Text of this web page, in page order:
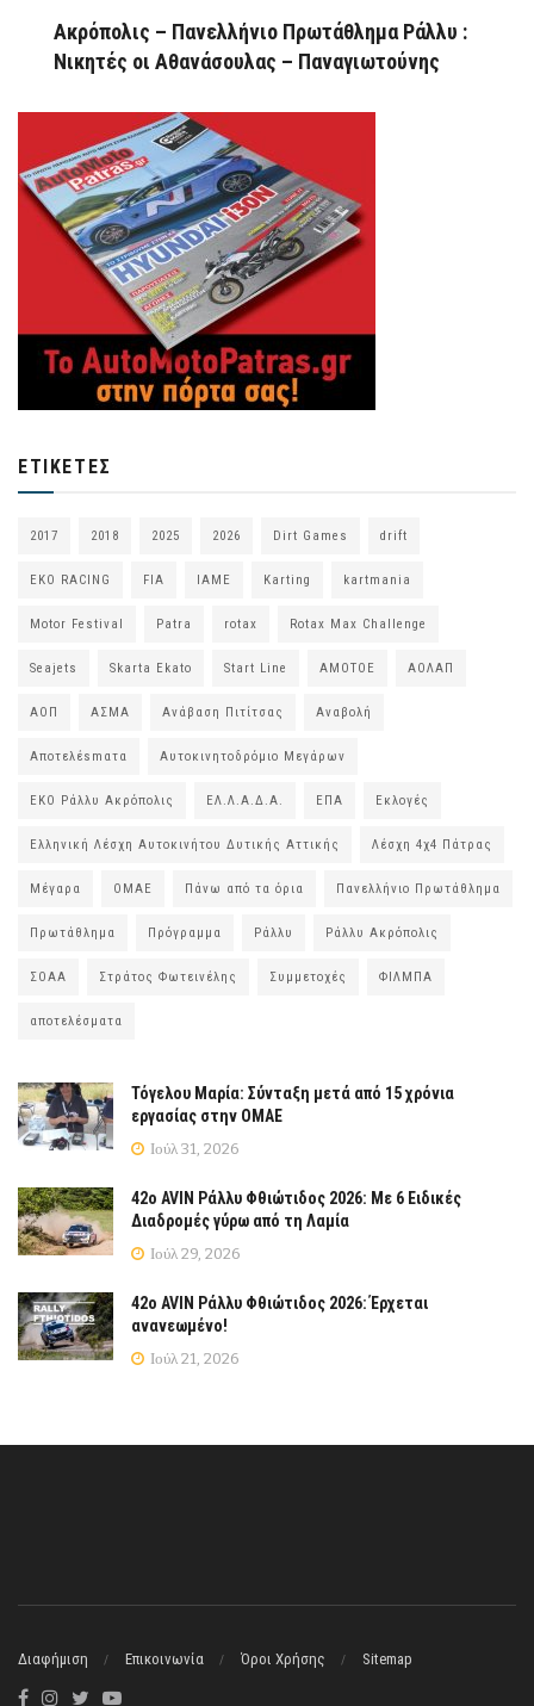
Ακρόπολις – Πανελλήνιο Πρωτάθλημα Ράλλυ :
Νικητές οι Αθανάσουλας – Παναγιωτούνης
ΕΤΙΚΈΤΕΣ
2017 2018 2025 2026 Dirt Games drift
EKO RACING FIA IAME Karting kartmania
Motor Festival Patra rotax Rotax Max Challenge
Seajets Skarta Ekato Start Line ΑΜΟΤΟΕ ΑΟΛΑΠ
ΑΟΠ ΑΣΜΑ Ανάβαση Πιτίτσας Αναβολή
Αποτελέsmατα Αυτοκινητοδρόμιο Μεγάρων
ΕΚΟ Ράλλυ Ακρόπολις ΕΛ.Λ.Α.Δ.Α. ΕΠΑ Εκλογές
Ελληνική Λέσχη Αυτοκινήτου Δυτικής Αττικής Λέσχη 4χ4 Πάτρας
Μέγαρα ΟΜΑΕ Πάνω από τα όρια Πανελλήνιο Πρωτάθλημα
Πρωτάθλημα Πρόγραμμα Ράλλυ Ράλλυ Ακρόπολις
ΣΟΑΑ Στράτος Φωτεινέλης Συμμετοχές ΦΙΛΜΠΑ
αποτελέσματα
Τόγελου Μαρία: Σύνταξη μετά από 15 χρόνια
εργασίας στην ΟΜΑΕ
Ιούλ 31, 2026
42ο AVIN Ράλλυ Φθιώτιδος 2026: Με 6 Ειδικές
Διαδρομές γύρω από τη Λαμία
Ιούλ 29, 2026
42ο AVIN Ράλλυ Φθιώτιδος 2026: Έρχεται
ανανεωμένο!
Ιούλ 21, 2026
Διαφήμιση Επικοινωνία Όροι Χρήσης Sitemap